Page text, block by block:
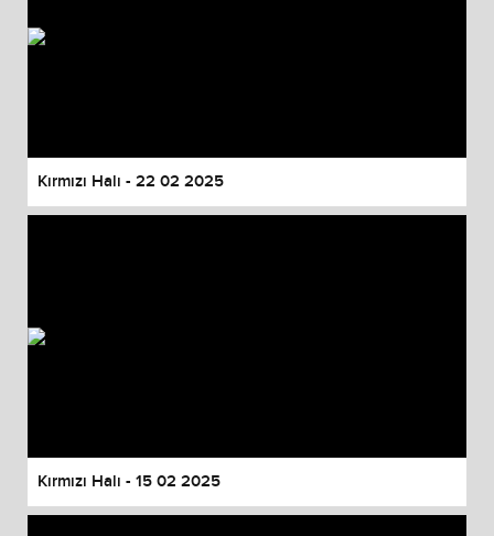
Kırmızı Halı - 22 02 2025
Kırmızı Halı - 15 02 2025